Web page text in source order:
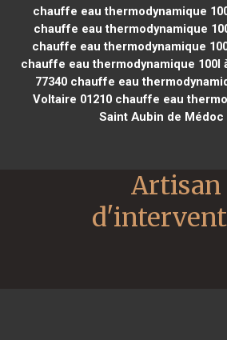
chauffe eau thermodynamique
chauffe eau thermodynamique
chauffe eau thermodynamique
chauffe eau thermodynamique 100l
77340 chauffe eau
Voltaire 01210 chauffe eau
Saint Aubin de Médoc
Artisan